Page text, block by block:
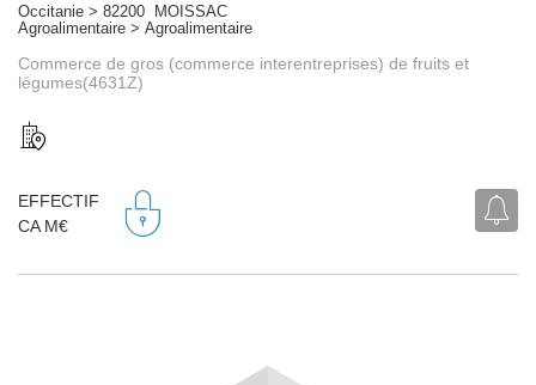
Occitanie > 82200 MOISSAC
Agroalimentaire > Agroalimentaire
Commerce de gros (commerce interentreprises) de fruits et
légumes(4631Z)
EFFECTIF
CA M€